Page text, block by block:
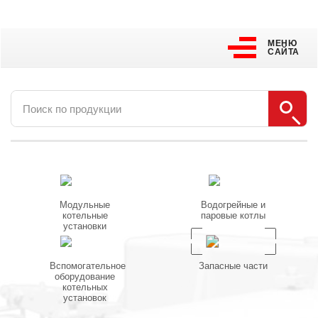
САЙТА
МЕНЮ
САЙТА
Модульные
котельные
установки
Водогрейные и
паровые котлы
Вспомогательное
оборудование
котельных
установок
Запасные части